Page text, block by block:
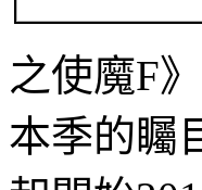
之使魔F
本季的矚